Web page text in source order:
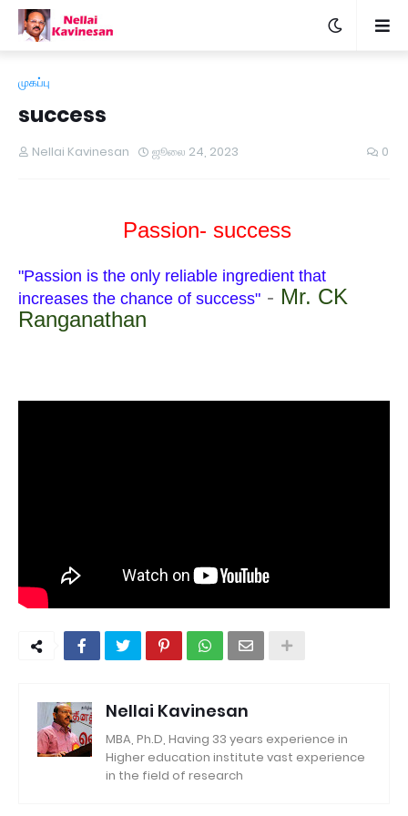
முகப்பு
success
Nellai Kavinesan ஜூலை 24, 2023 0
Passion- success
"Passion is the only reliable ingredient that
increases the chance of success" - Mr. CK
Ranganathan
Nellai Kavinesan
MBA, Ph.D, Having 33 years experience in
Higher education institute vast experience
in the field of research